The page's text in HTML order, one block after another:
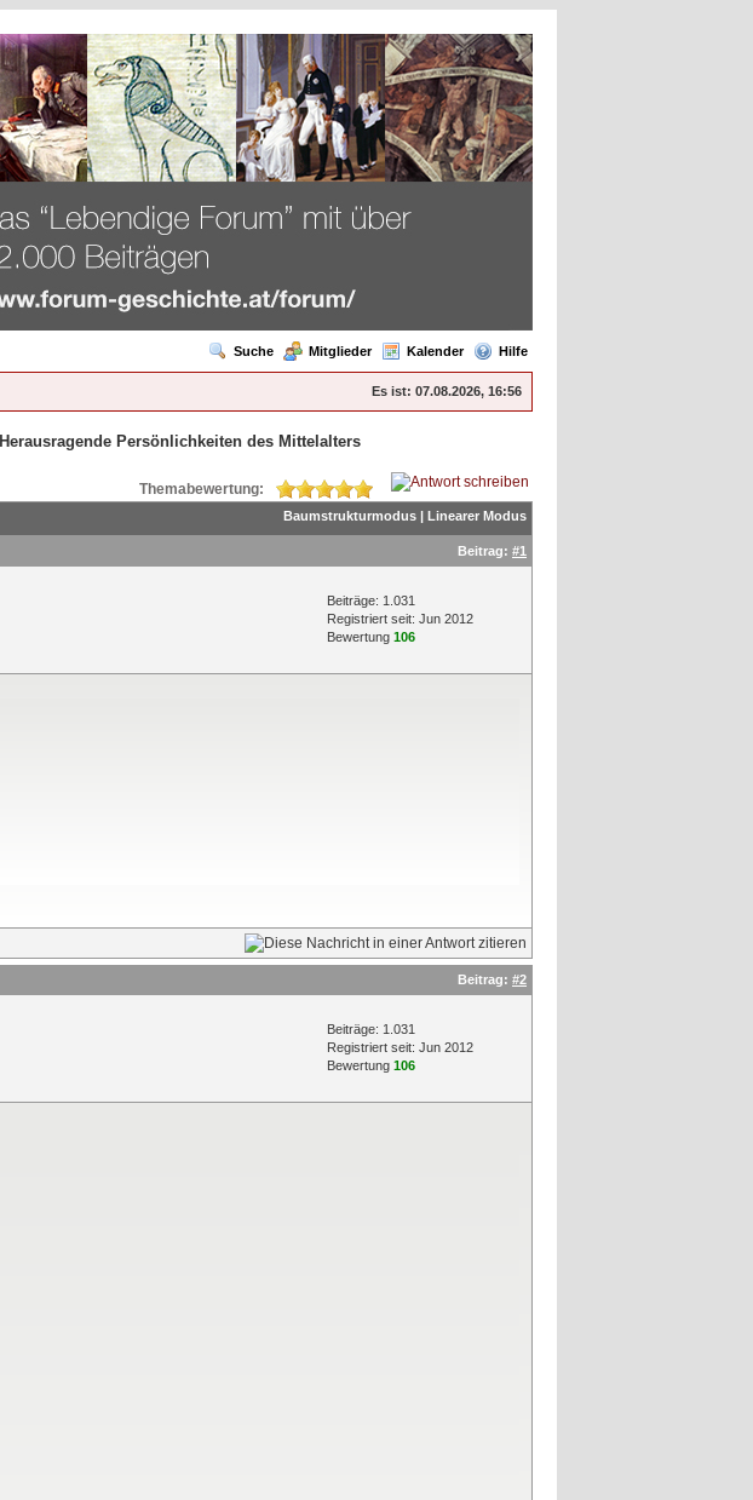
Suche Mitglieder Kalender Hilfe
Es ist: 07.08.2026, 16:56
Herausragende Persönlichkeiten des Mittelalters
Themabewertung:
Baumstrukturmodus | Linearer Modus
Beitrag: #1
Beiträge: 1.031
Registriert seit: Jun 2012
Bewertung 106
Beitrag: #2
Beiträge: 1.031
Registriert seit: Jun 2012
Bewertung 106